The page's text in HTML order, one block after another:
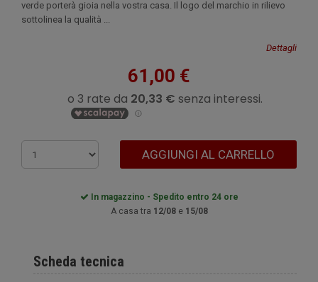
verde porterà gioia nella vostra casa. Il logo del marchio in rilievo
sottolinea la qualità ...
Dettagli
61,00 €
AGGIUNGI AL CARRELLO
In magazzino - Spedito entro 24 ore
A casa tra 12/08e 15/08
Scheda tecnica